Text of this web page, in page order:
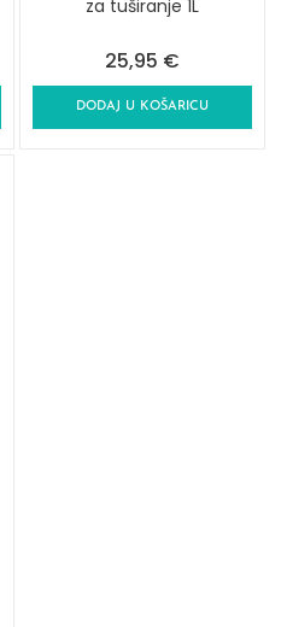
za tuširanje 1L
25,95 €
DODAJ U KOŠARICU